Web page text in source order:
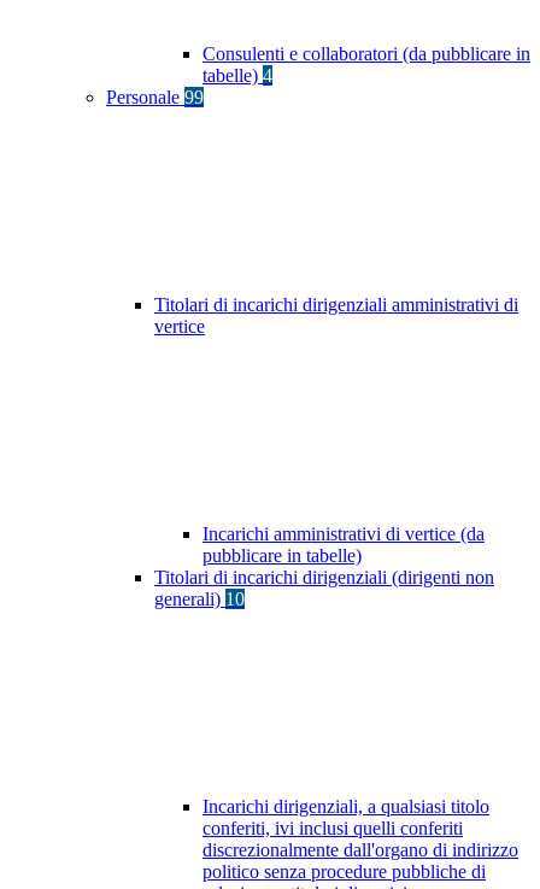
Consulenti e collaboratori (da pubblicare in
tabelle) 4
Personale 99
Titolari di incarichi dirigenziali amministrativi di
vertice
Incarichi amministrativi di vertice (da
pubblicare in tabelle)
Titolari di incarichi dirigenziali (dirigenti non
generali) 10
Incarichi dirigenziali, a qualsiasi titolo
conferiti, ivi inclusi quelli conferiti
discrezionalmente dall'organo di indirizzo
politico senza procedure pubbliche di